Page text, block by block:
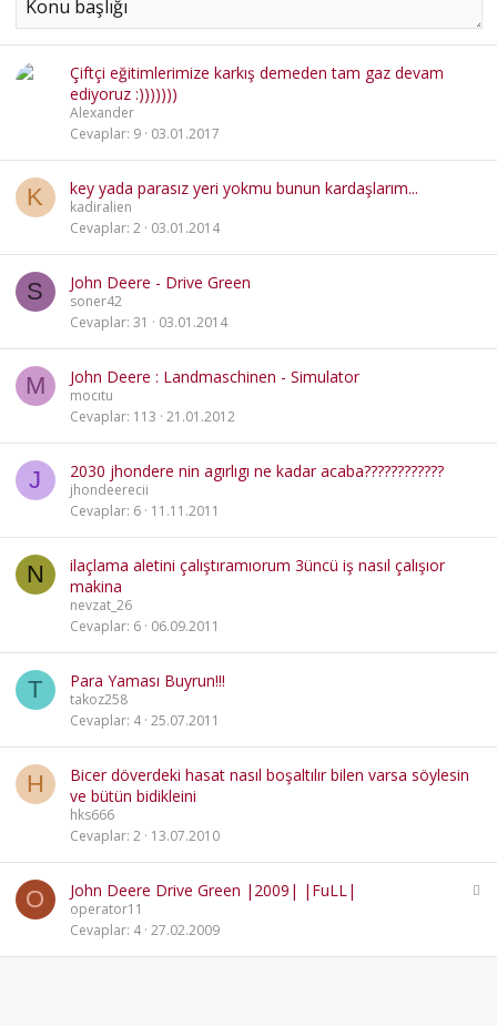
Çiftçi eğitimlerimize karkış demeden tam gaz devam
ediyoruz :)))))))
Alexander
Cevaplar 9 03.01.2017
K key yada parasız yeri yokmu bunun kardaşlarım...
kadiralien
Cevaplar 2 03.01.2014
S John Deere - Drive Green
soner42
Cevaplar 31 03.01.2014
M John Deere : Landmaschinen - Simulator
mocıtu
Cevaplar 113 21.01.2012
J 2030 jhondere nin agırlıgı ne kadar acaba????????????
jhondeerecii
Cevaplar 6 11.11.2011
N
ilaçlama aletini çalıştıramıorum 3üncü iş nasıl çalışıor
makina
nevzat_26
Cevaplar 6 06.09.2011
T Para Yaması Buyrun!!!
takoz258
Cevaplar 4 25.07.2011
H
Bicer döverdeki hasat nasıl boşaltılır bilen varsa söylesin
ve bütün bidikleini
hks666
Cevaplar 2 13.07.2010
O John Deere Drive Green |2009| |FuLL|
operator11
Cevaplar 4 27.02.2009